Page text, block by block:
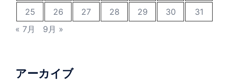
25
26 27 28 29 30
31
« 7月
9月 »
アーカイブ